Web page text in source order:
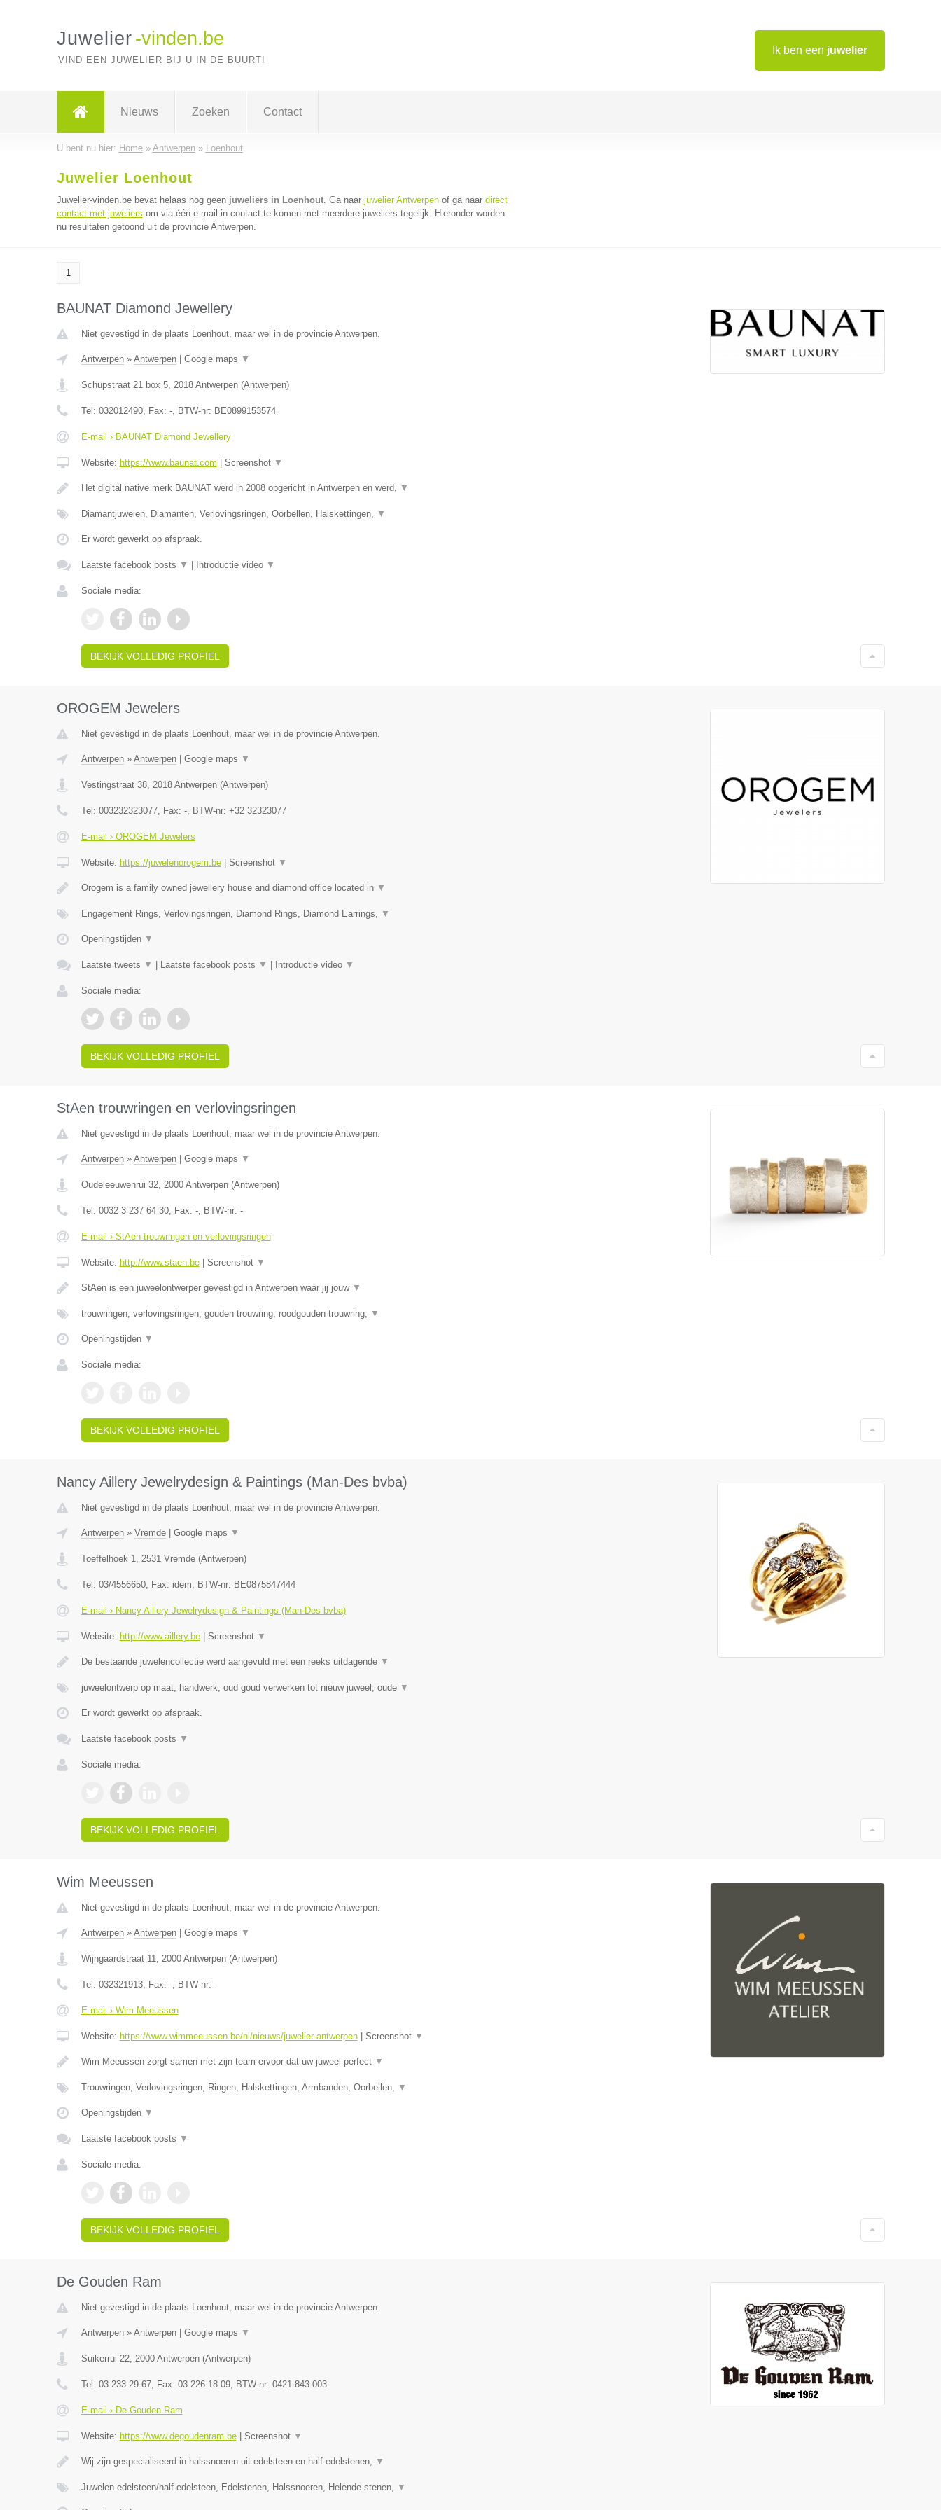
Ik ben een juwelier
Juwelier -vinden.be
VIND EEN JUWELIER BIJ U IN DE BUURT!
Nieuws Zoeken Contact
U bent nu hier: Home» Antwerpen» Loenhout
Juwelier Loenhout
Juwelier-vinden.be bevat helaas nog geen juweliers in Loenhout. Ga naar juwelier Antwerpenof ga naar direct
contact met juweliers om via één e-mail in contact te komen met meerdere juweliers tegelijk. Hieronder worden
nu resultaten getoond uit de provincie Antwerpen.
1
BAUNAT Diamond Jewellery
Niet gevestigd in de plaats Loenhout, maar wel in de provincie Antwerpen.
Antwerpen» Antwerpen| Google maps ▼
Schupstraat 21 box 5, 2018 Antwerpen(Antwerpen)
Tel: 032012490, Fax: -, BTW-nr: BE0899153574
E-mail › BAUNAT Diamond Jewellery
Website: https://www.baunat.com Screenshot ▼
Het digital native merk BAUNAT werd in 2008 opgericht in Antwerpen en werd, ▼
Diamantjuwelen, Diamanten, Verlovingsringen, Oorbellen, Halskettingen, ▼
Er wordt gewerkt op afspraak.
Laatste facebook posts ▼ Introductie video ▼
Sociale media:
BEKIJK VOLLEDIG PROFIEL
OROGEM Jewelers
Niet gevestigd in de plaats Loenhout, maar wel in de provincie Antwerpen.
Antwerpen» Antwerpen| Google maps ▼
Vestingstraat 38, 2018 Antwerpen(Antwerpen)
Tel: 003232323077, Fax: -, BTW-nr: +32 32323077
E-mail › OROGEM Jewelers
Website: https://juwelenorogem.be| Screenshot ▼
Orogem is a family owned jewellery house and diamond office located in ▼
Engagement Rings, Verlovingsringen, Diamond Rings, Diamond Earrings, ▼
Openingstijden ▼
Laatste tweets ▼ Laatste facebook posts ▼ Introductie video ▼
Sociale media:
BEKIJK VOLLEDIG PROFIEL
StAen trouwringen en verlovingsringen
Niet gevestigd in de plaats Loenhout, maar wel in de provincie Antwerpen.
Antwerpen» Antwerpen| Google maps ▼
Oudeleeuwenrui 32, 2000 Antwerpen(Antwerpen)
Tel: 0032 3 237 64 30, Fax: -, BTW-nr: -
E-mail › StAen trouwringen en verlovingsringen
Website: http://www.staen.be| Screenshot ▼
StAen is een juweelontwerper gevestigd in Antwerpen waar jij jouw ▼
trouwringen, verlovingsringen, gouden trouwring, roodgouden trouwring, ▼
Openingstijden ▼
Sociale media:
BEKIJK VOLLEDIG PROFIEL
Nancy Aillery Jewelrydesign & Paintings (Man-Des bvba)
Niet gevestigd in de plaats Loenhout, maar wel in de provincie Antwerpen.
Antwerpen» Vremde| Google maps ▼
Toeffelhoek 1, 2531 Vremde(Antwerpen)
Tel: 03/4556650, Fax: idem, BTW-nr: BE0875847444
E-mail › Nancy Aillery Jewelrydesign & Paintings (Man-Des bvba)
Website: http://www.aillery.be| Screenshot ▼
De bestaande juwelencollectie werd aangevuld met een reeks uitdagende ▼
juweelontwerp op maat, handwerk, oud goud verwerken tot nieuw juweel, oude ▼
Er wordt gewerkt op afspraak.
Laatste facebook posts ▼
Sociale media:
BEKIJK VOLLEDIG PROFIEL
Wim Meeussen
Niet gevestigd in de plaats Loenhout, maar wel in de provincie Antwerpen.
Antwerpen» Antwerpen| Google maps ▼
Wijngaardstraat 11, 2000 Antwerpen(Antwerpen)
Tel: 032321913, Fax: -, BTW-nr: -
E-mail › Wim Meeussen
Website: https://www.wimmeeussen.be/nl/nieuws/juwelier-antwerpen| Screenshot ▼
Wim Meeussen zorgt samen met zijn team ervoor dat uw juweel perfect ▼
Trouwringen, Verlovingsringen, Ringen, Halskettingen, Armbanden, Oorbellen, ▼
Openingstijden ▼
Laatste facebook posts ▼
Sociale media:
BEKIJK VOLLEDIG PROFIEL
De Gouden Ram
Niet gevestigd in de plaats Loenhout, maar wel in de provincie Antwerpen.
Antwerpen» Antwerpen| Google maps ▼
Suikerrui 22, 2000 Antwerpen(Antwerpen)
Tel: 03 233 29 67, Fax: 03 226 18 09, BTW-nr: 0421 843 003
E-mail › De Gouden Ram
Website: https://www.degoudenram.be| Screenshot ▼
Wij zijn gespecialiseerd in halssnoeren uit edelsteen en half-edelstenen, ▼
Juwelen edelsteen/half-edelsteen, Edelstenen, Halssnoeren, Helende stenen, ▼